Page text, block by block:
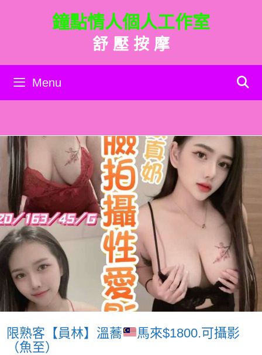
內
鐘點情人個人工作室
舒 壓 按 摩
Menu
限熟客【員林】溫蕎
馬來$1800.可攝影
（魚至）